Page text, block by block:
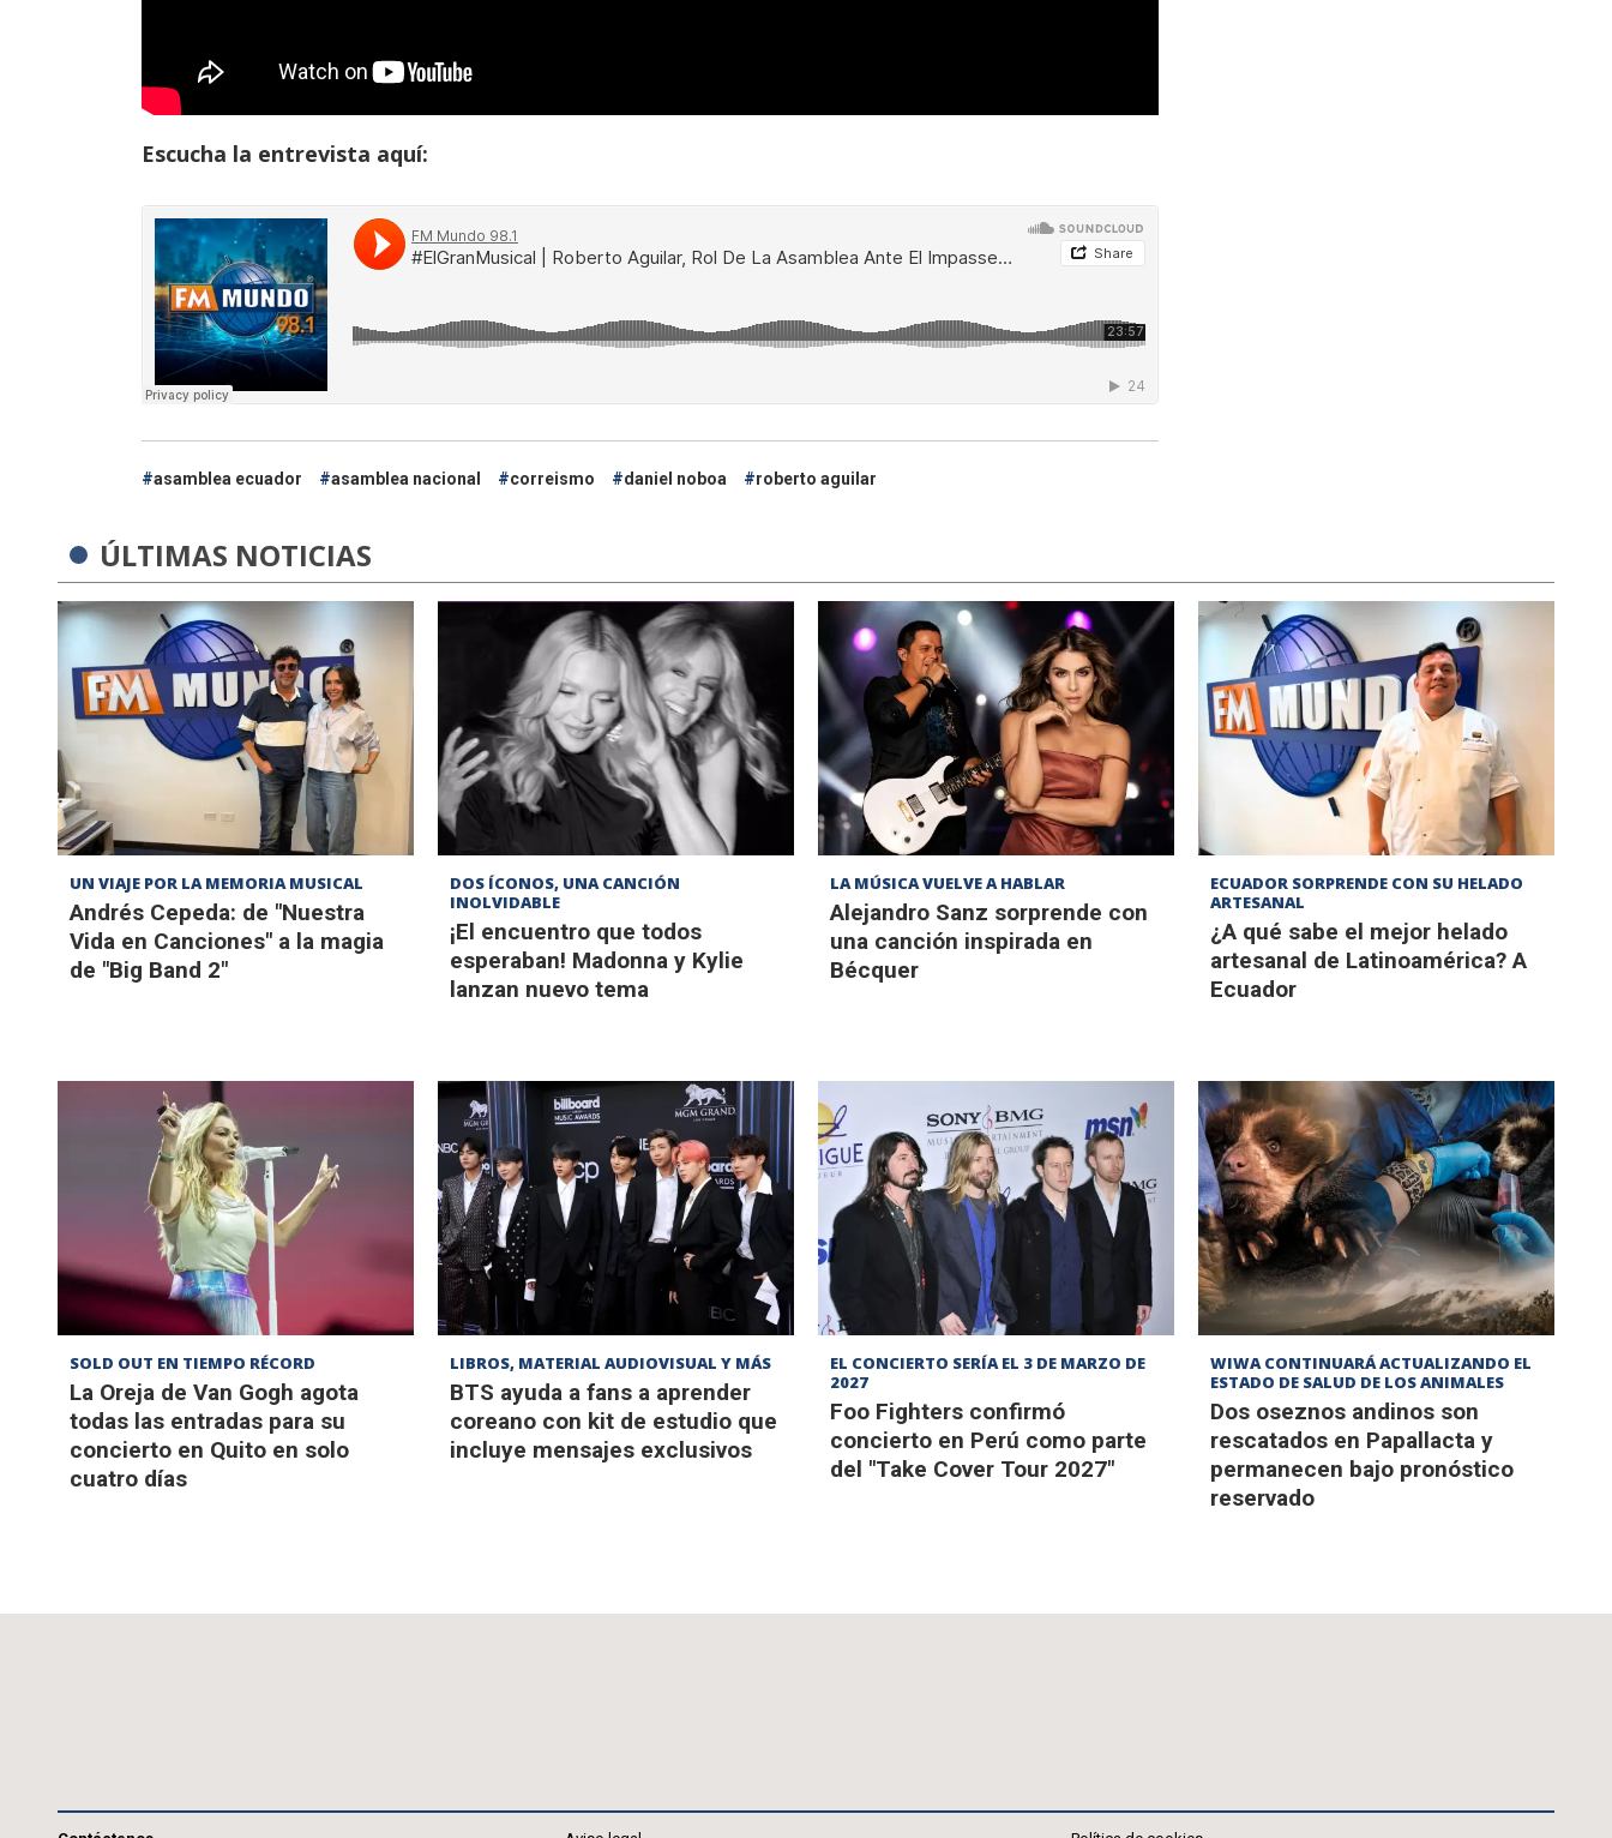
Escucha la entrevista aquí:
asamblea ecuador asamblea nacional correismo daniel noboa roberto aguilar
ÚLTIMAS NOTICIAS
UN VIAJE POR LA MEMORIA MUSICAL
Andrés Cepeda: de "Nuestra
Vida en Canciones" a la magia
de "Big Band 2"
DOS ÍCONOS, UNA CANCIÓN
INOLVIDABLE
¡El encuentro que todos
esperaban! Madonna y Kylie
lanzan nuevo tema
LA MÚSICA VUELVE A HABLAR
Alejandro Sanz sorprende con
una canción inspirada en
Bécquer
ECUADOR SORPRENDE CON SU HELADO
ARTESANAL
¿A qué sabe el mejor helado
artesanal de Latinoamérica? A
Ecuador
SOLD OUT EN TIEMPO RÉCORD
La Oreja de Van Gogh agota
todas las entradas para su
concierto en Quito en solo
cuatro días
LIBROS, MATERIAL AUDIOVISUAL Y MÁS
BTS ayuda a fans a aprender
coreano con kit de estudio que
incluye mensajes exclusivos
EL CONCIERTO SERÍA EL 3 DE MARZO DE
2027
Foo Fighters confirmó
concierto en Perú como parte
del "Take Cover Tour 2027"
WIWA CONTINUARÁ ACTUALIZANDO EL
ESTADO DE SALUD DE LOS ANIMALES
Dos oseznos andinos son
rescatados en Papallacta y
permanecen bajo pronóstico
reservado